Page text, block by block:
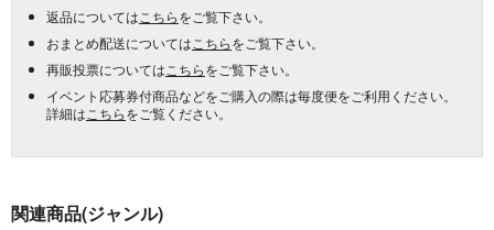
返品については こちらをご覧下さい。
おまとめ配送については こちらをご覧下さい。
再販投票については こちらをご覧下さい。
イベント応募券付商品などをご購入の際は毎度便をご利用ください。
詳細は こちらをご覧ください。
関連商品(ジャンル)